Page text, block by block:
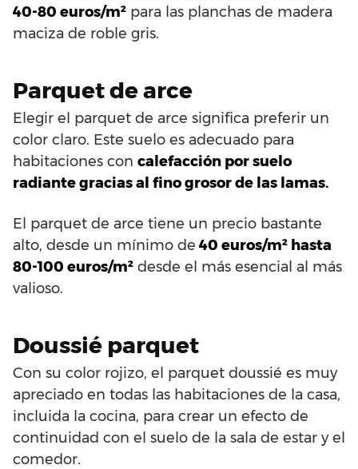
40-80 euros/m² para las planchas de madera
maciza de roble gris.
Parquet de arce
Elegir el parquet de arce significa preferir un
color claro. Este suelo es adecuado para
habitaciones con calefacción por suelo
radiante gracias al fino grosor de las lamas.
El parquet de arce tiene un precio bastante
alto, desde un mínimo de 40 euros/m² hasta
80-100 euros/m² desde el más esencial al más
valioso.
Doussié parquet
Con su color rojizo, el parquet doussié es muy
apreciado en todas las habitaciones de la casa,
incluida la cocina, para crear un efecto de
continuidad con el suelo de la sala de estar y el
comedor.